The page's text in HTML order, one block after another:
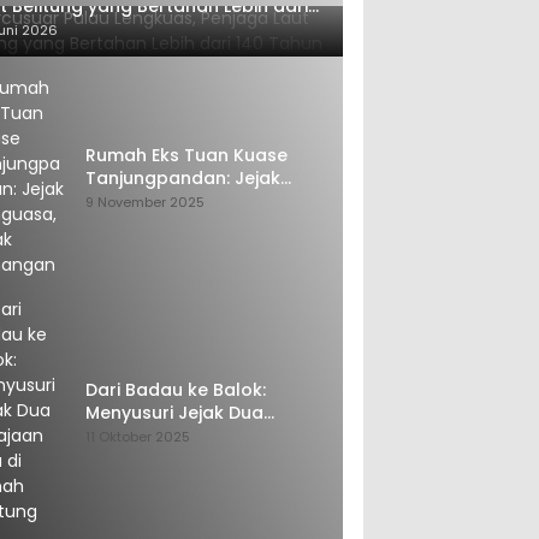
Belitung yang Bertahan Lebih dari
Tahun
2026
Rumah Eks Tuan Kuase
Tanjungpandan: Jejak
Penguasa, Jejak Kenangan
9 November 2025
Dari Badau ke Balok:
Menyusuri Jejak Dua
Kerajaan Tua di Tanah
11 Oktober 2025